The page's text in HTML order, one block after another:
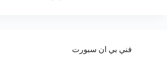
فني بي ان سبورت